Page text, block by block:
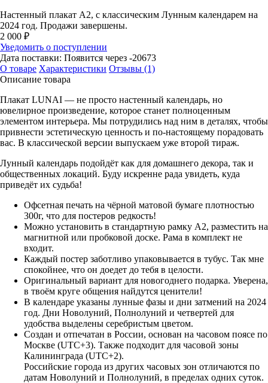
Настенный плакат А2, с классическим Лунным календарем на
2024 год. Продажи завершены.
2 000 ₽
Уведомить о поступлении
Дата поставки: Появится через -20673
О товаре Характеристики Отзывы (1)
Описание товара
Плакат LUNAI — не просто настенный календарь, но
ювелирное произведение, которое станет полноценным
элементом интерьера. Мы потрудились над ним в деталях, чтобы
привнести эстетическую ценность и по-настоящему порадовать
вас. В классической версии выпускаем уже второй тираж.
Лунный календарь подойдёт как для домашнего декора, так и
общественных локаций. Буду искренне рада увидеть, куда
приведёт их судьба!
Офсетная печать на чёрной матовой бумаге плотностью
300г, что для постеров редкость!
Можно установить в стандартную рамку А2, разместить на
магнитной или пробковой доске. Рама в комплект не
входит.
Каждый постер заботливо упаковывается в тубус. Так мне
спокойнее, что он доедет до тебя в целости.
Оригинальный вариант для новогоднего подарка. Уверена,
в твоём круге общения найдутся ценители!
В календаре указаны лунные фазы и дни затмений на 2024
год. Дни Новолуний, Полнолуний и четвертей для
удобства выделены серебристым цветом.
Создан и отпечатан в России, основан на часовом поясе по
Москве (UTC+3). Также подходит для часовой зоны
Калининграда (UTC+2).
Российские города из других часовых зон отличаются по
датам Новолуний и Полнолуний, в пределах одних суток.